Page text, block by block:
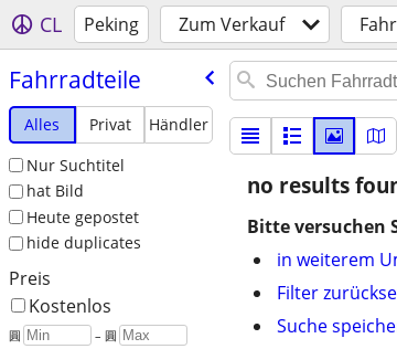
CL Peking Zum Verkauf
Fahrradteile
Alles Privat
Händler
Nur Suchtitel
hat Bild
Heute gepostet
hide duplicates
Preis
Kostenlos
圓 – 圓
no results
Bitte versuchen
in weiterem
Filter
Suche